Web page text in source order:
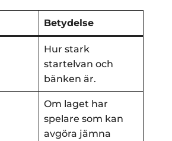
Betydelse
Hur stark
startelvan och
bänken är.
Om laget har
spelare som kan
avgöra jämna